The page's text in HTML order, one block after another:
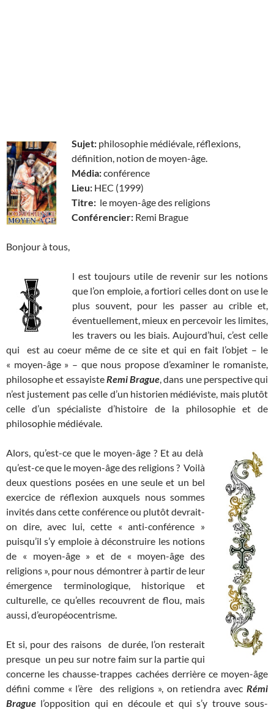
Sujet: philosophie médiévale, réflexions,
définition, notion de moyen-âge.
Média:conférence
Lieu: HEC (1999)
Titre: le moyen-âge des religions
Conférencier: Remi Brague
Bonjour à tous,
l est toujours utile de revenir sur les notions
que l’on emploie, a fortiori celles dont on use le
plus souvent, pour les passer au crible et,
éventuellement, mieux en percevoir les limites,
les travers ou les biais. Aujourd’hui, c’est celle
qui est au coeur même de ce site et qui en fait l’objet – le
« moyen-âge » – que nous propose d’examiner le romaniste,
philosophe et essayisteRemi Brague, dans une perspective qui
n’est justement pas celle d’un historien médiéviste, mais plutôt
celle d’un spécialiste d’histoire de la philosophie et de
philosophie médiévale.
Alors, qu’est-ce que le moyen-âge ? Et au delà
qu’est-ce que le moyen-âge des religions ? Voilà
deux questions posées en une seule et un bel
exercice de réflexion auxquels nous sommes
invités dans cette conférence ou plutôt devrait-
on dire, avec lui, cette « anti-conférence »
puisqu’il s’y emploie à déconstruire les notions
de « moyen-âge » et de « moyen-âge des
religions », pour nous démontrer à partir de leur
émergence terminologique, historique et
culturelle, ce qu’elles recouvrent de flou, mais
aussi, d’européocentrisme.
Et si, pour des raisons de durée, l’on resterait
presque un peu sur notre faim sur la partie qui
concerne les chausse-trappes cachées derrière ce moyen-âge
défini comme « l’ère des religions », on retiendra avec Rémi
Brague l’opposition qui en découle et qui s’y trouve sous-